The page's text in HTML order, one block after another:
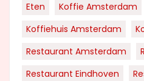
Eten
Koffie Amsterdam
Koffiehuis Amsterdam
Restaurant Amsterdam
Restaurant Eindhoven